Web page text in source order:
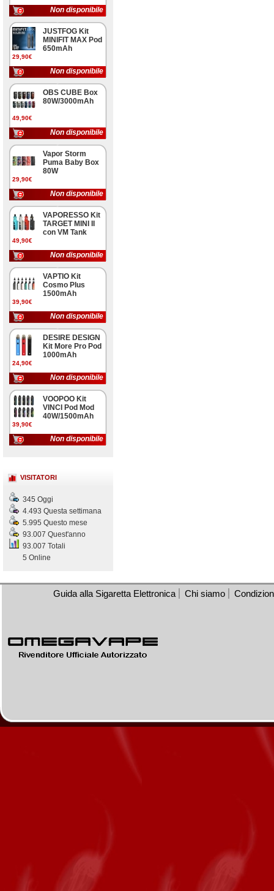
Non disponibile
29,90€
JUSTFOG Kit
MINIFIT MAX Pod
650mAh
Non disponibile
49,90€
OBS CUBE Box
80W/3000mAh
Non disponibile
29,90€
Vapor Storm
Puma Baby Box
80W
Non disponibile
49,90€
VAPORESSO Kit
TARGET MINI II
con VM Tank
Non disponibile
39,90€
VAPTIO Kit
Cosmo Plus
1500mAh
Non disponibile
24,90€
DESIRE DESIGN
Kit More Pro Pod
1000mAh
Non disponibile
39,90€
VOOPOO Kit
VINCI Pod Mod
40W/1500mAh
Non disponibile
VISITATORI
345 Oggi
4.493 Questa settimana
5.995 Questo mese
93.007 Quest'anno
93.007 Totali
5 Online
Guida alla Sigaretta Elettronica Chi siamo